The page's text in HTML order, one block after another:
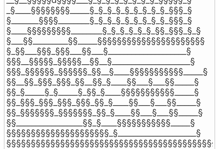
_§____§§§§§§§§_____§_§_§_§_§_§_§_§_§_§§§_§
§_______§§§§________§_§_§_§_§_§_§_§_§_§§§_§
§____§§§§§§§§§________§_§_§_§_§_§_§§_§§§_§_§
§___§§_________§§_____§§§§§§§§§§§§§§§§§§§§§§
§_§§___§§§_§§§___§§___§____________________§
§§§__§§§§§_§§§§§__§§__§____________________§
§§§_§§§§§§_§§§§§§_§§__§____§§§§§§§§§§§_____§
§§__§§_§§§_§§§_§§__§§_§____§§___§___§§_____§
§§_§_____§_§_____§_§§_§____§§§§§§§§§§§_____§
§§_§§§_§§§_§§§_§§§_§§_§____§§___§___§§_____§
§§_§§§§§§§_§§§§§§§_§§_§____§§___§___§§_____§
§§_________________§§_§____§§§§§§§§§§§_____§
§§§§§§§§§§§§§§§§§§§§§_§____________________§